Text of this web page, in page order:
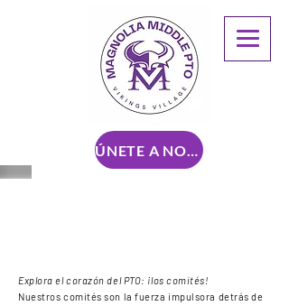
Explora el corazón del PTO: ¡los comités!
Nuestros comités son la fuerza impulsora detrás de